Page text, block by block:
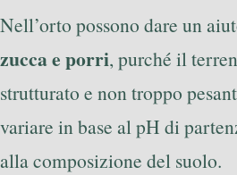
Nell’orto possono dare un
zucca e porri, purché il
strutturato e non troppo
variare in base al pH di
alla composizione del suolo.